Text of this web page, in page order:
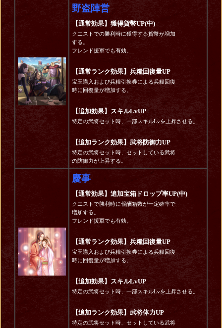
野盗陣営
【通常効果】獲得貨幣UP(中)
クエストでの勝利時に獲得する貨幣が増加
する。
フレンド援軍でも有効。
【通常ランク効果】兵糧回復量UP
宝玉購入および兵糧引換券による兵糧回復
時に回復量が増加する。
【追加効果】スキルLvUP
特定の武将セット時、一部スキルLvを上昇させる。
【追加ランク効果】武将防御力UP
特定の武将セット時、セットしている武将
の防御力が上昇する。
慶事
【通常効果】追加宝箱ドロップ率UP(中)
クエストで勝利時に報酬箱数が一定確率で
増加する。
フレンド援軍でも有効。
【通常ランク効果】兵糧回復量UP
宝玉購入および兵糧引換券による兵糧回復
時に回復量が増加する。
【追加効果】スキルLvUP
特定の武将セット時、一部スキルLvを上昇させる。
【追加ランク効果】武将体力UP
特定の武将セット時、セットしている武将